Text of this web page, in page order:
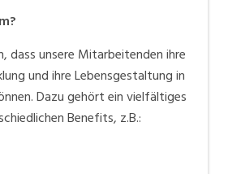
dass unsere Mitarbeitenden ihre
und ihre Lebensgestaltung in
Dazu gehört ein vielfältiges
Benefits, z.B.: